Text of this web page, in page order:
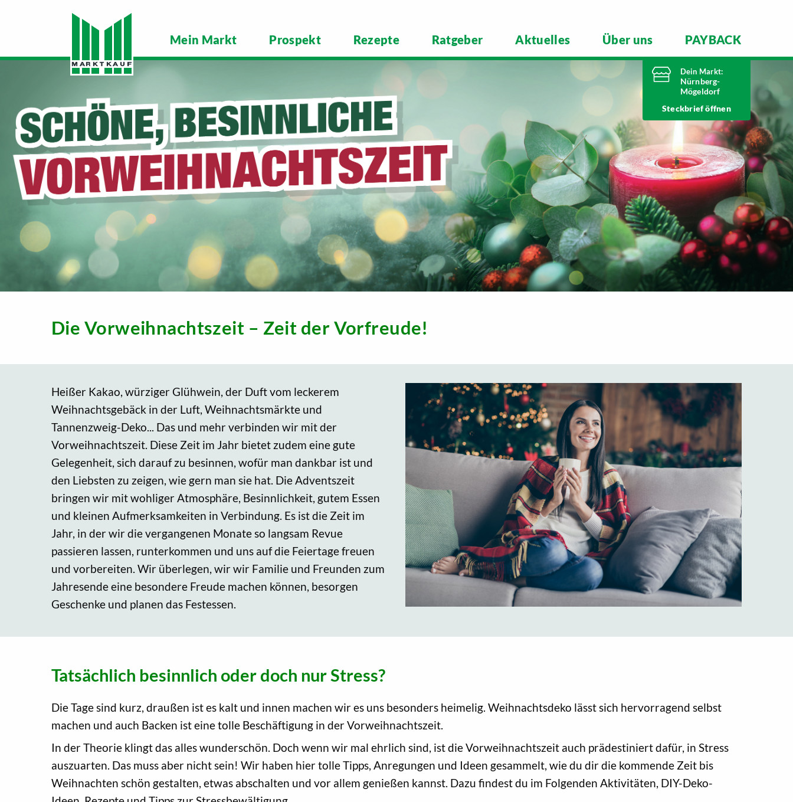
Mein Markt Prospekt Rezepte Ratgeber Aktuelles Über uns PAYBACK
Dein Markt:
Nürnberg-
Mögeldorf
Heute bis
Telefonnummer
0911 54340
Laufamholzstraße 40/42
90482 Nürnberg
Markt ändern
Steckbrief
Die Vorweihnachtszeit – Zeit der Vorfreude!
Heißer Kakao, würziger Glühwein, der Duft vom leckerem
Weihnachtsgebäck in der Luft, Weihnachtsmärkte und
Tannenzweig-Deko... Das und mehr verbinden wir mit der
Vorweihnachtszeit. Diese Zeit im Jahr bietet zudem eine gute
Gelegenheit, sich darauf zu besinnen, wofür man dankbar ist und
den Liebsten zu zeigen, wie gern man sie hat. Die Adventszeit
bringen wir mit wohliger Atmosphäre, Besinnlichkeit, gutem Essen
und kleinen Aufmerksamkeiten in Verbindung. Es ist die Zeit im
Jahr, in der wir die vergangenen Monate so langsam Revue
passieren lassen, runterkommen und uns auf die Feiertage freuen
und vorbereiten. Wir überlegen, wir wir Familie und Freunden zum
Jahresende eine besondere Freude machen können, besorgen
Geschenke und planen das Festessen.
Tatsächlich besinnlich oder doch nur Stress?
Die Tage sind kurz, draußen ist es kalt und innen machen wir es uns besonders heimelig. Weihnachtsdeko lässt sich hervorragend selbst
machen und auch Backen ist eine tolle Beschäftigung in der Vorweihnachtszeit.
In der Theorie klingt das alles wunderschön. Doch wenn wir mal ehrlich sind, ist die Vorweihnachtszeit auch prädestiniert dafür, in Stress
auszuarten. Das muss aber nicht sein! Wir haben hier tolle Tipps, Anregungen und Ideen gesammelt, wie du dir die kommende Zeit bis
Weihnachten schön gestalten, etwas abschalten und vor allem genießen kannst. Dazu findest du im Folgenden Aktivitäten, DIY-Deko-